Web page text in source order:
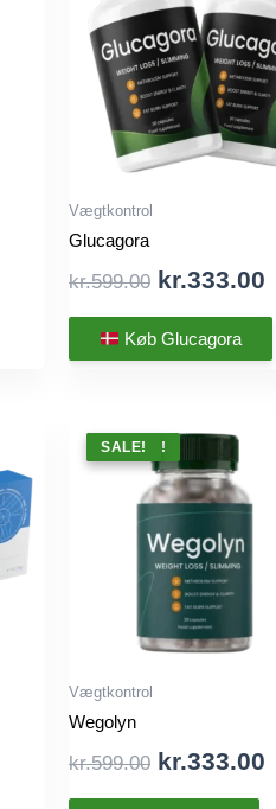
Current
Vægtkontrol
Glucagora
kr.599.00 Original
price
was:
kr.333.00
Køb Glucagora
Current
TILBUD !
SALE!
Vægtkontrol
Wegolyn
kr.599.00 Original
price
kr.333.00